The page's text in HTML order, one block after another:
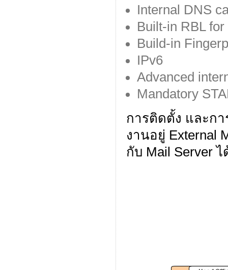
Internal DNS
Built-in RBL
Build-in
IPv6
Advanced
Mandatory
การติดตั้ง และก
งานอยู่ External
กับ Mail Server